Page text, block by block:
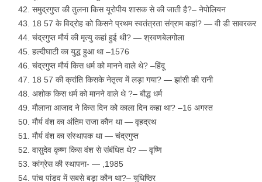
समुद्रगुप्त की तुलना किस यूरोपीय शासक से की जाती है?– नेपोलियन
18 57 के विद्रोह को किसने प्रथम स्वतंत्रता संग्राम कहां? — वी डी सावरकर
चंद्रगुप्त मौर्य की मृत्यु कहां हुई थी? — श्रवणबेलगोला
हल्दीघाटी का युद्ध हुआ था –1576
चंद्रगुप्त मौर्य किस धर्म को मानने वाले थे? –हिंदू
18 57 की क्रांति किसके नेतृत्व में लड़ा गया? — झांसी की रानी
अशोक किस धर्म को मानने वाले थे ?– बौद्ध धर्म
मौलाना आजाद ने किस दिन को काला दिन कहा था? –16 अगस्त
मौर्य वंश का अंतिम राजा कौन था — वृहद्रथ
मौर्य वंश का संस्थापक था — चंद्रगुप्त
वासुदेव कृष्ण किस वंश से संबंधित थे? — वृष्णि
कांग्रेस की स्थापना- — ,1985
पांच पांडव में सबसे बड़ा कौन था?– युधिष्ठिर